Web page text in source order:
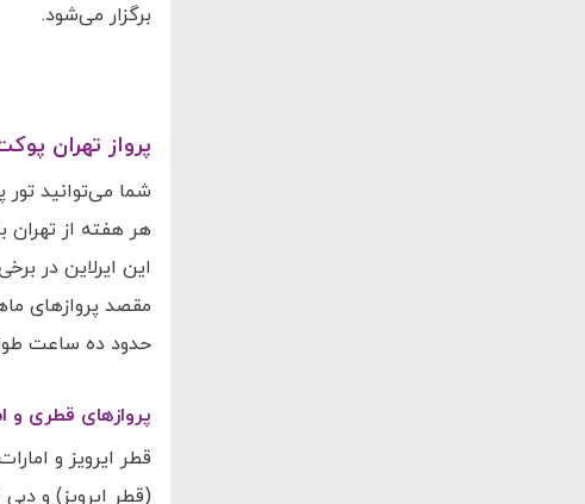
برگزار می‌شود.
پرواز تهران پوکت با 4 نوع
مقصد پروازهای
حدود ده ساعت
پروازهای قطری و
قطر ایرویز و
(قطر ایرویز) و